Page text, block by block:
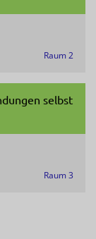
Raum 2
selbst
Raum 3